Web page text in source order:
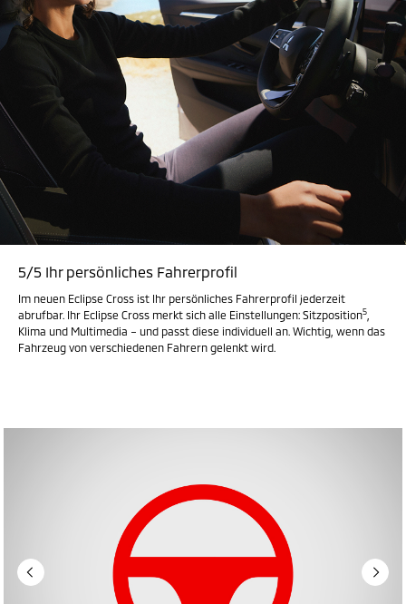
5/5 Ihr persönliches Fahrerprofil
Im neuen Eclipse Cross ist Ihr persönliches Fahrerprofil jederzeit
abrufbar. Ihr Eclipse Cross merkt sich alle Einstellungen: Sitzposition5
Klima und Multimedia – und passt diese individuell an. Wichtig, wenn das
Fahrzeug von verschiedenen Fahrern gelenkt wird.